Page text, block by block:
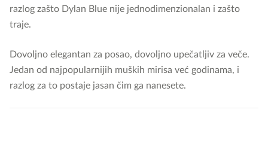
razlog zašto Dylan Blue nije jednodimenzionalan i zašto
traje.
Dovoljno elegantan za posao, dovoljno upečatljiv za veče.
Jedan od najpopularnijih muških mirisa već godinama, i
razlog za to postaje jasan čim ga nanesete.